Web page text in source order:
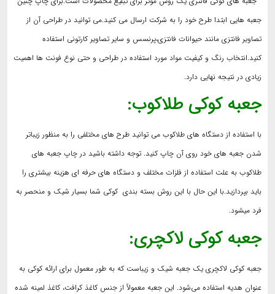
جعبه هایی ابتدا طرح خود را به شرکت ارسال می کنید.می توانید در طراحی آن از
تصاویر فانتزی مانند حیوانات فانتزی،پرنسس و سایر تصاویر کارتونی استفاده
کنید.انتخاب رنگ و کیفیت مواد مورد استفاده در طراحی و حتی نوع فونت ها اهمیت
زیادی در نتیجه نهایی دارد.
جعبه کوکی طلاکوب:
با استفاده از دستگاه های طلاکوب می توانید طرح های مختلفی را به منظور زیباتر
شدن جعبه های خود روی آن چاپ کنید. توجه داشته باشید در چاپ جعبه های
طلاکوب به علت استفاده از فلزات مختلف و دستگاه های حرفه ای هزینه بیشتری را
باید بپردازید.با این حال با این روش بسته بندی کوکی شما بسیار شیک و منحصر به
فرد میشود.
جعبه کوکی لاکچری:
جعبه کوکی لاکچری یک جعبه شیک و زیباست که به طور معمول برای ارائه کوکی به
عنوان هدیه استفاده می‌شود. این جعبه معمولاً از جنس کاغذ کرافت، کاغذ لمینه شده